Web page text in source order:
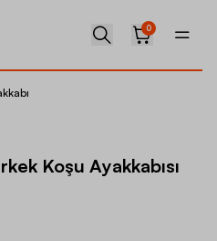
0
Koşu Ayakkabısı